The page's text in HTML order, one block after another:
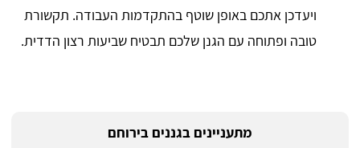
ויעדכן אתכם באופן שוטף בהתקדמות העבודה. תקשורת
טובה ופתוחה עם הגנן שלכם תבטיח שביעות רצון הדדית.
מתעניינים בגננים בירוחם